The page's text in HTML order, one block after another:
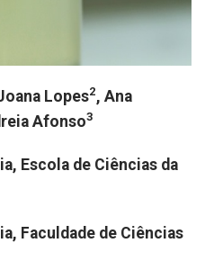
Lopes2, Ana
Afonso3
Escola de Ciências da
Faculdade de Ciências